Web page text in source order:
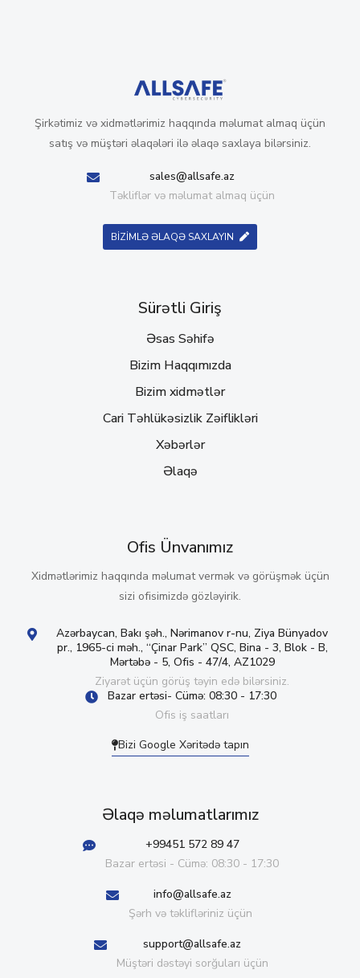
Şirkətimiz və xidmətlərimiz haqqında məlumat almaq üçün
satış və müştəri əlaqələri ilə əlaqə saxlaya bilərsiniz.
sales@allsafe.az
Təkliflər və məlumat almaq üçün
BİZİMLƏ ƏLAQƏ SAXLAYIN
Sürətli Giriş
Əsas Səhifə
Bizim Haqqımızda
Bizim xidmətlər
Cari Təhlükəsizlik Zəiflikləri
Xəbərlər
Əlaqə
Ofis Ünvanımız
Xidmətlərimiz haqqında məlumat vermək və görüşmək üçün
sizi ofisimizdə gözləyirik.
Azərbaycan, Bakı şəh., Nərimanov r-nu, Ziya Bünyadov
pr., 1965-ci məh., “Çinar Park” QSC, Bina - 3, Blok - B,
Mərtəbə - 5, Ofis - 47/4, AZ1029
Ziyarət üçün görüş təyin edə bilərsiniz.
Bazar ertəsi- Cümə: 08:30 - 17:30
Ofis iş saatları
Bizi Google Xəritədə tapın
Əlaqə məlumatlarımız
+99451 572 89 47
Bazar ertəsi - Cümə: 08:30 - 17:30
info@allsafe.az
Şərh və təklifləriniz üçün
support@allsafe.az
Müştəri dəstəyi sorğuları üçün